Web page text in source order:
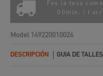
Fes la teva
00min. i
Model 149220010026
DESCRIPCIÓN GUIA DE TALLES